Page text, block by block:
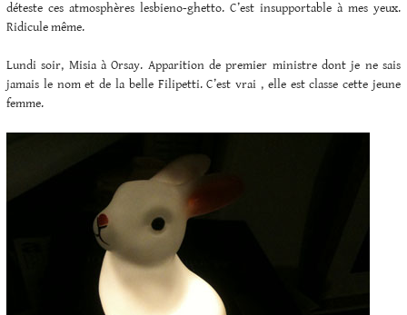
déteste ces atmosphères lesbieno-ghetto. C’est insupportable à mes yeux.
Ridicule même.
Lundi soir, Misia à Orsay. Apparition de premier ministre dont je ne sais
jamais le nom et de la belle Filipetti. C’est vrai , elle est classe cette jeune
femme.